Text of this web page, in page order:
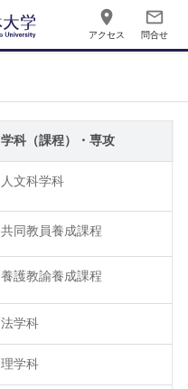
place
アクセス
mail_outline
問合せ
学科（課程）・専攻
人文科学科
共同教員養成課程
養護教諭養成課程
法学科
理学科